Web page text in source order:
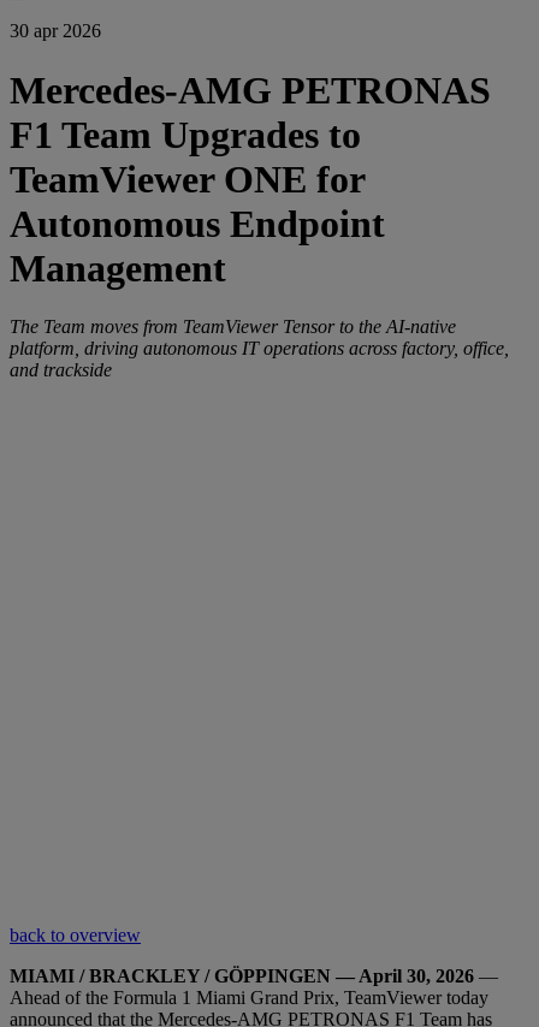
30 apr 2026
Mercedes-AMG PETRONAS
F1 Team Upgrades to
TeamViewer ONE for
Autonomous Endpoint
Management
The Team moves from TeamViewer Tensor to the AI-native
platform, driving autonomous IT operations across factory, office,
and trackside
back to overview
MIAMI / BRACKLEY / GÖPPINGEN — April 30, 2026 —
Ahead of the Formula 1 Miami Grand Prix, TeamViewer today
announced that the Mercedes-AMG PETRONAS F1 Team has